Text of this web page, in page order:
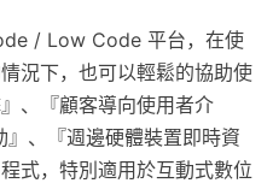
/ Low Code 平台，在使
況下，也可以輕鬆的協助使
、『顧客導向使用者介
、『週邊硬體裝置即時資
式，特別適用於互動式數位